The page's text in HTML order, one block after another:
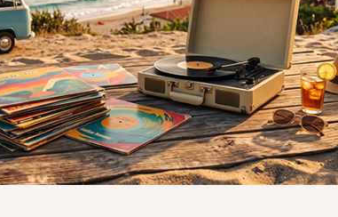
Privacy
Privacy Policy
Cookie Policy (UE)